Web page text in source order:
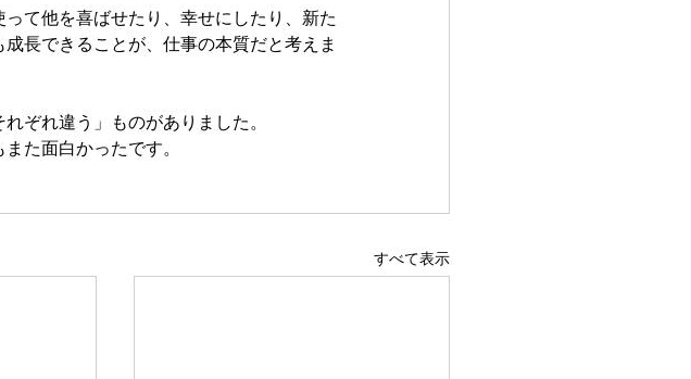
て他を喜ばせたり、幸せにしたり、新た
長できることが、仕事の本質だと考えま
ぞれ違う」ものがありました。
た面白かったです。
すべて表示